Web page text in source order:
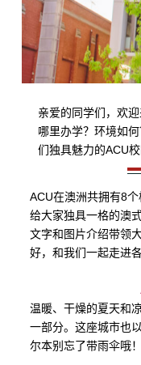
亲爱的同学们，欢迎
哪里办学？环境如
们独具魅力的ACU
ACU在澳洲共拥有8个
给大家独具一格的澳
文字和图片介绍带领
好，和我们一起走进
温暖、干燥的夏天和
一部分。这座城市也
尔本别忘了带雨伞哦！